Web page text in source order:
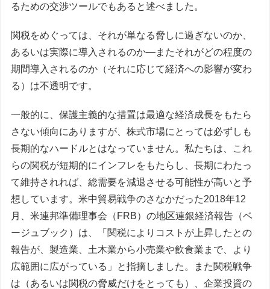
るための交渉ツールでもあると述べました。
関税をめぐっては、それが単なる脅しに過ぎないのか、
あるいは実際に導入されるのか―またそれがどの程度の
期間導入されるのか（それに応じて経済への影響が変わ
る）は不透明です。
一般的に、保護主義的な措置は最適な経済成長をもたら
さない傾向にありますが、株式市場にとっては必ずしも
長期的なハードルとはなっていません。私たちは、これ
らの関税が短期的にインフレをもたらし、長期にわたっ
て維持されれば、総需要を減退させる可能性が高いと予
想しています。米中貿易戦争のさなかだった2018年12
月、米連邦準備理事会（FRB）の地区連銀経済報告（ベ
ージュブック）は、「関税によりコストが上昇したとの
報告が、製造業、土木業から小売業や飲食業まで、より
広範囲に広がっている」と指摘しました。また関税戦争
は（あるいは関税の脅威だけをとっても）、企業投資の